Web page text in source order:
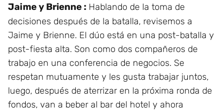
Jaime y Brienne : Hablando de la toma de
decisiones después de la batalla, revisemos a
Jaime y Brienne. El dúo está en una post-batalla y
post-fiesta alta. Son como dos compañeros de
trabajo en una conferencia de negocios. Se
respetan mutuamente y les gusta trabajar juntos,
luego, después de aterrizar en la próxima ronda de
fondos, van a beber al bar del hotel y ahora